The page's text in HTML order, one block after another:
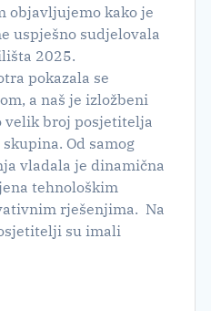
objavljujemo kako je
uspješno sudjelovala
2025.
pokazala se
a naš je izložbeni
velik broj posjetitelja
Od samog
vladala je dinamična
tehnološkim
rješenjima. Na
su imali